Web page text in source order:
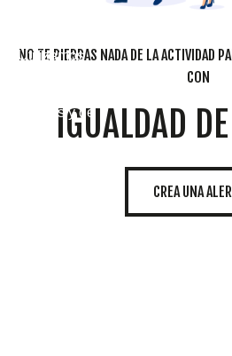
NO TE PIERDAS NADA DE LA ACTIVIDAD
CON
IGUALDAD
CREA UNA
Utilizamos
propias y de
terceros